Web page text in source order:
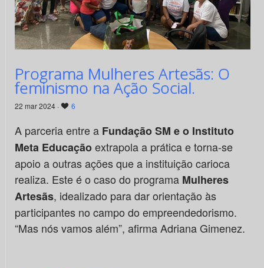
Programa Mulheres Artesãs: O
feminismo na Ação Social.
22 mar 2024 · 6
A parceria entre a Fundação SM e o Instituto
Meta Educaçãoextrapola a prática e torna-se
apoio a outras ações que a instituição carioca
realiza. Este é o caso do programa Mulheres
Artesãs, idealizado para dar orientação às
participantes no campo do empreendedorismo.
“Mas nós vamos além”, afirma Adriana Gimenez.